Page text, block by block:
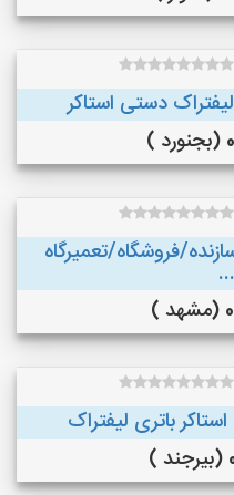
دستی استاکر
فروشگاه/تعمیرگاه
)
باتری لیفتراک